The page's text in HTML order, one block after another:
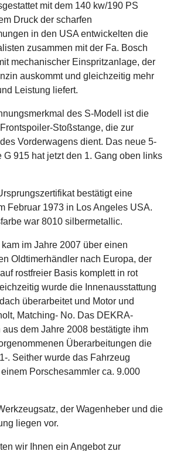
mit dem 140 kw/190 PS
Druck der scharfen
in den USA entwickelten die
zusammen mit der Fa. Bosch
mechanischer Einspritzanlage, der
auskommt und gleichzeitig mehr
Leistung liefert.
des S-Modell ist die
Stoßstange, die zur
Vorderwagens dient. Das neue 5-
G 915 hat jetzt den 1. Gang oben links
bestätigt eine
Februar 1973 in Los Angeles USA.
war 8010 silbermetallic.
im Jahre 2007 über einen
Oldtimerhändler nach Europa, der
rostfreier Basis komplett in rot
wurde die Innenausstattung
überarbeitet und Motor und
Matching- No. Das DEKRA-
aus dem Jahre 2008 bestätigte ihm
Überarbeitungen die
. Seither wurde das Fahrzeug
Porschesammler ca. 9.000
der Wagenheber und die
liegen vor.
wir Ihnen ein Angebot zur